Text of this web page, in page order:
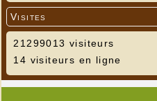
Visites
21299013 visiteurs
14 visiteurs en ligne